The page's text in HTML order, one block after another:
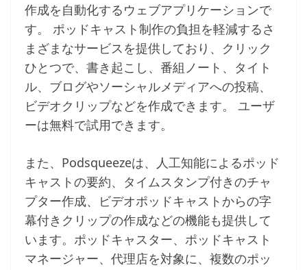
作成を自動化するウェブアプリケーションで
す。 ポッドキャスト制作の負担を軽減するさ
まざまなサービスを提供しており、クリック
ひとつで、書き起こし、番組ノート、タイト
ル、ブログやソーシャルメディアへの投稿、
ビデオクリップなどを作成できます。 ユーザ
ーは無料で試用できます。
また、Podsqueezeは、人工知能によるポッド
キャストの要約、タイムスタンプ付きのチャ
プター作成、ビデオポッドキャストからの字
幕付きクリップの作成などの機能も提供して
います。ポッドキャスター、ポッドキャスト
マネージャー、代理店を対象に、複数のポッ